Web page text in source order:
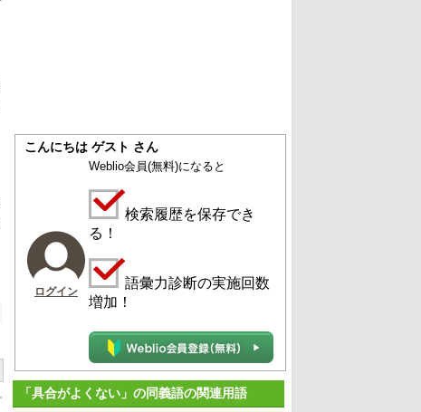
こんにちは ゲスト さん
ログイン
Weblio会員(無料)になると
検索履歴を保存でき
る！
語彙力診断の実施回数
増加！
「具合がよくない」の同義語の関連用語